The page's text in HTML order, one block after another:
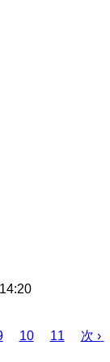
Page
10 Page
11
Next
次 ›